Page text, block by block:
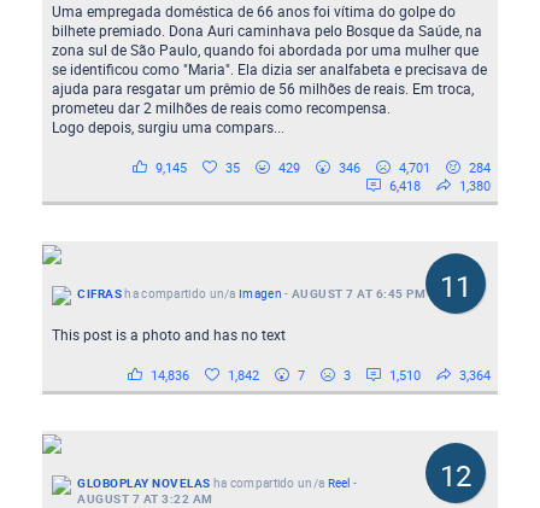
Uma empregada doméstica de 66 anos foi vítima do golpe do
bilhete premiado. Dona Auri caminhava pelo Bosque da Saúde, na
zona sul de São Paulo, quando foi abordada por uma mulher que
se identificou como "Maria". Ela dizia ser analfabeta e precisava de
ajuda para resgatar um prêmio de 56 milhões de reais. Em troca,
prometeu dar 2 milhões de reais como recompensa.
Logo depois, surgiu uma compars...
9,145 35 429 346 4,701
284
6,418
1,380
11
CIFRASha compartido un/a Imagen - AUGUST 7 AT 6:45 PM
This post is a photo and has no text
14,836 1,842 7 3 1,510 3,364
12
GLOBOPLAY NOVELAS ha compartido un/a Reel -
AUGUST 7 AT 3:22 AM